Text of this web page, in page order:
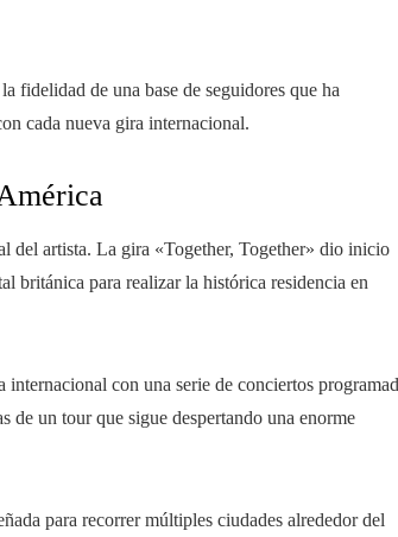
fidelidad de una base de seguidores que ha
cada nueva gira internacional.
del artista. La gira «Together, Together» dio inicio
británica para realizar la histórica residencia en
internacional con una serie de conciertos
un tour que sigue despertando una enorme
para recorrer múltiples ciudades alrededor del